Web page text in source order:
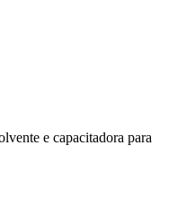
e capacitadora para